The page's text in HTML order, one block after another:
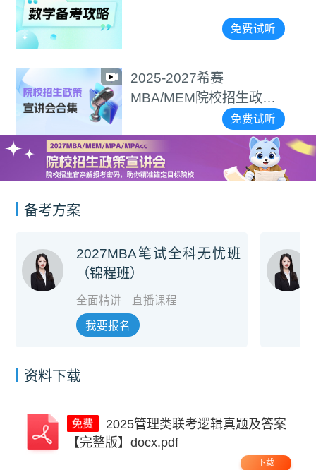
免费试听
2025-2027希赛
MBA/MEM院校招生政策
免费试听
备考方案
2027MBA笔试全科无忧班
（锦程班）
全面精讲 直播课程
我要报名
资料下载
【完整版】docx.pdf
下载